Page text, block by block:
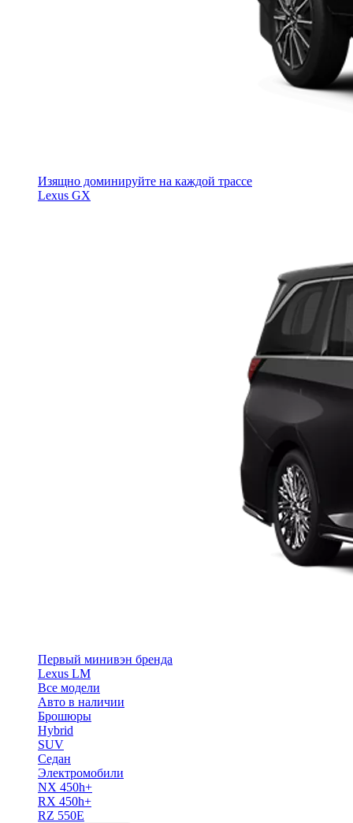
Изящно доминируйте на каждой трассе
Lexus GX
Первый минивэн бренда
Lexus LM
Все модели
Авто в наличии
Брошюры
Hybrid
SUV
Седан
Электромобили
NX 450h+
RX 450h+
RZ 550E